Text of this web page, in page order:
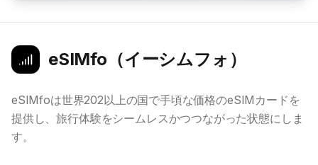
eSIMfo（イーシムフォ）
eSIMfoは世界202以上の国で手頃な価格のeSIMカードを
提供し、旅行体験をシームレスかつつながった状態にしま
す。